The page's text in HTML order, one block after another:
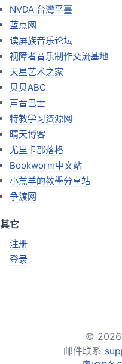
NVDA 台灣平臺
蓝点网
读屏族音乐论坛
视障者音乐制作交流基地
天星艺术之家
贝贝ABC
声音巴士
特教学习资源网
晴天博客
尤里卡部落格
Bookworm中文站
小羔羊的教學分享站
争渡网
其它
注册
登录
© 2026
邮件联系